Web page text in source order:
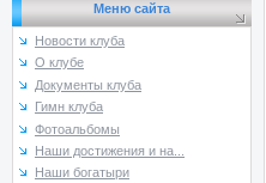
Меню сайта
Новости клуба
О клубе
Документы клуба
Гимн клуба
Фотоальбомы
Наши достижения и на...
Наши богатыри